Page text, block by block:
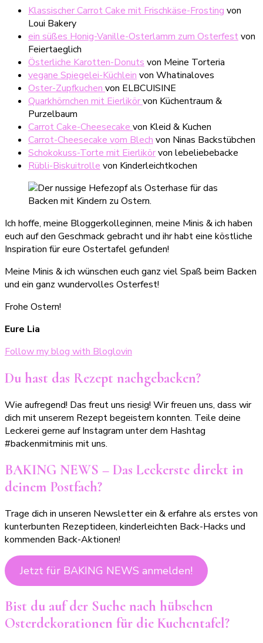
Klassischer Carrot Cake mit Frischkäse-Frosting von
Loui Bakery
ein süßes Honig-Vanille-Osterlamm zum Osterfestvon
Feiertaeglich
Österliche Karotten-Donuts von Meine Torteria
vegane Spiegelei-Küchlein von Whatinaloves
Oster-Zupfkuchen von ELBCUISINE
Quarkhörnchen mit Eierlikörvon Küchentraum &
Purzelbaum
Carrot Cake-Cheesecake von Kleid & Kuchen
Carrot-Cheesecake vom Blech von Ninas Backstübchen
Schokokuss-Torte mit Eierlikörvon lebeliebebacke
Rübli-Biskuitrolle von Kinderleichtkochen
Ich hoffe, meine Bloggerkolleginnen, meine Minis & ich haben
euch auf den Geschmack gebracht und ihr habt eine köstliche
Inspiration für eure Ostertafel gefunden!
Meine Minis & ich wünschen euch ganz viel Spaß beim Backen
und ein ganz wundervolles Osterfest!
Frohe Ostern!
Eure Lia
Follow my blog with Bloglovin
Du hast das Rezept nachgebacken?
Wie aufregend! Das freut uns riesig! Wir freuen uns, dass wir
dich mit unserem Rezept begeistern konnten. Teile deine
Leckerei gerne auf Instagram unter dem Hashtag
#backenmitminis mit uns.
BAKING NEWS – Das Leckerste direkt in
deinem Postfach?
Trage dich in unseren Newsletter ein & erfahre als erstes von
kunterbunten Rezeptideen, kinderleichten Back-Hacks und
kommenden Back-Aktionen!
Jetzt für BAKING NEWS anmelden!
Bist du auf der Suche nach hübschen
Osterdekorationen für die Kuchentafel?